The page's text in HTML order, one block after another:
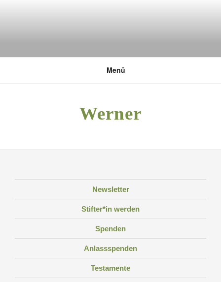
DEUTSCHE UMWELTSTIFTUNG
Menü
Werner
Newsletter
Stifter*in werden
Spenden
Anlassspenden
Testamente